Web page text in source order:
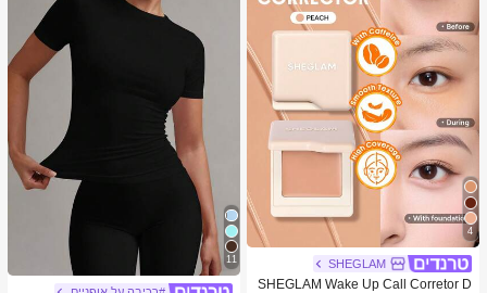
4
SHEGLAM
SHEGLAM Wake Up Call Corretor D
11